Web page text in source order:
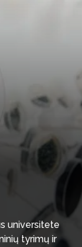
universitete
tyrimų ir